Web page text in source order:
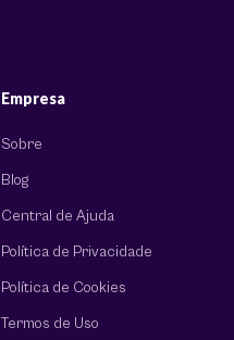
Empresa
Sobre
Blog
Central de Ajuda
Política de Privacidade
Política de Cookies
Termos de Uso